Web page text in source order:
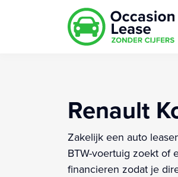
Renault
Zakelijk een auto
BTW-voertuig zoekt of
financieren zodat je